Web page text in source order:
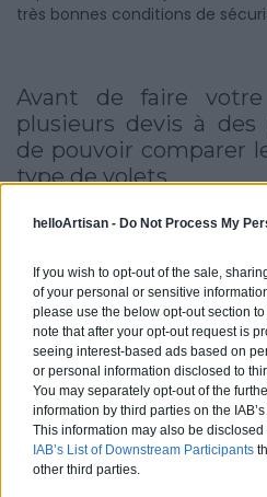
helloArtisan - Do Not Process My
If you wish to opt-out of the sale,
of your personal or sensitive
please use the below opt-out section
note that after your opt-out request is
seeing interest-based ads based on
or personal information disclosed to
You may separately opt-out of the
information by third parties on the
This information may also be
IAB’s List of Downstream Participants
other third parties.
très bonnes conditions de
Avant de faire votre
plusieurs devis à des
de pouvoir comparer
type de volets.
Devis
Des volets pour
sa maison
Les volets ont pour objectif